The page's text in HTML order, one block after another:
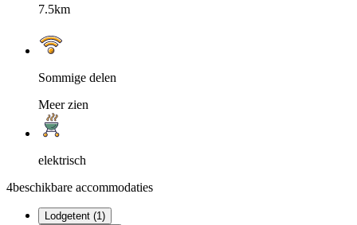
7.5km
Sommige delen
Meer zien
elektrisch
4beschikbare accommodaties
Lodgetent (1)